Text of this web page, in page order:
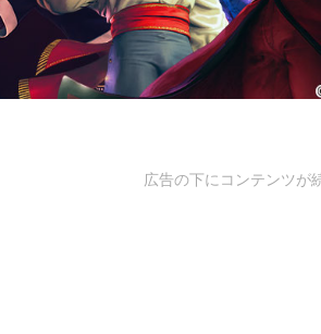
広告の下にコンテンツが